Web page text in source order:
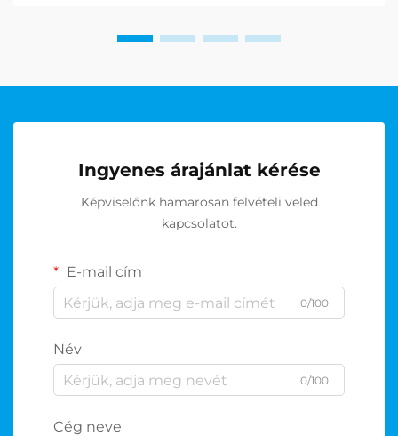
Ingyenes árajánlat kérése
Képviselőnk hamarosan felvételi veled
kapcsolatot.
E-mail cím
0/100
Név
0/100
Cég neve